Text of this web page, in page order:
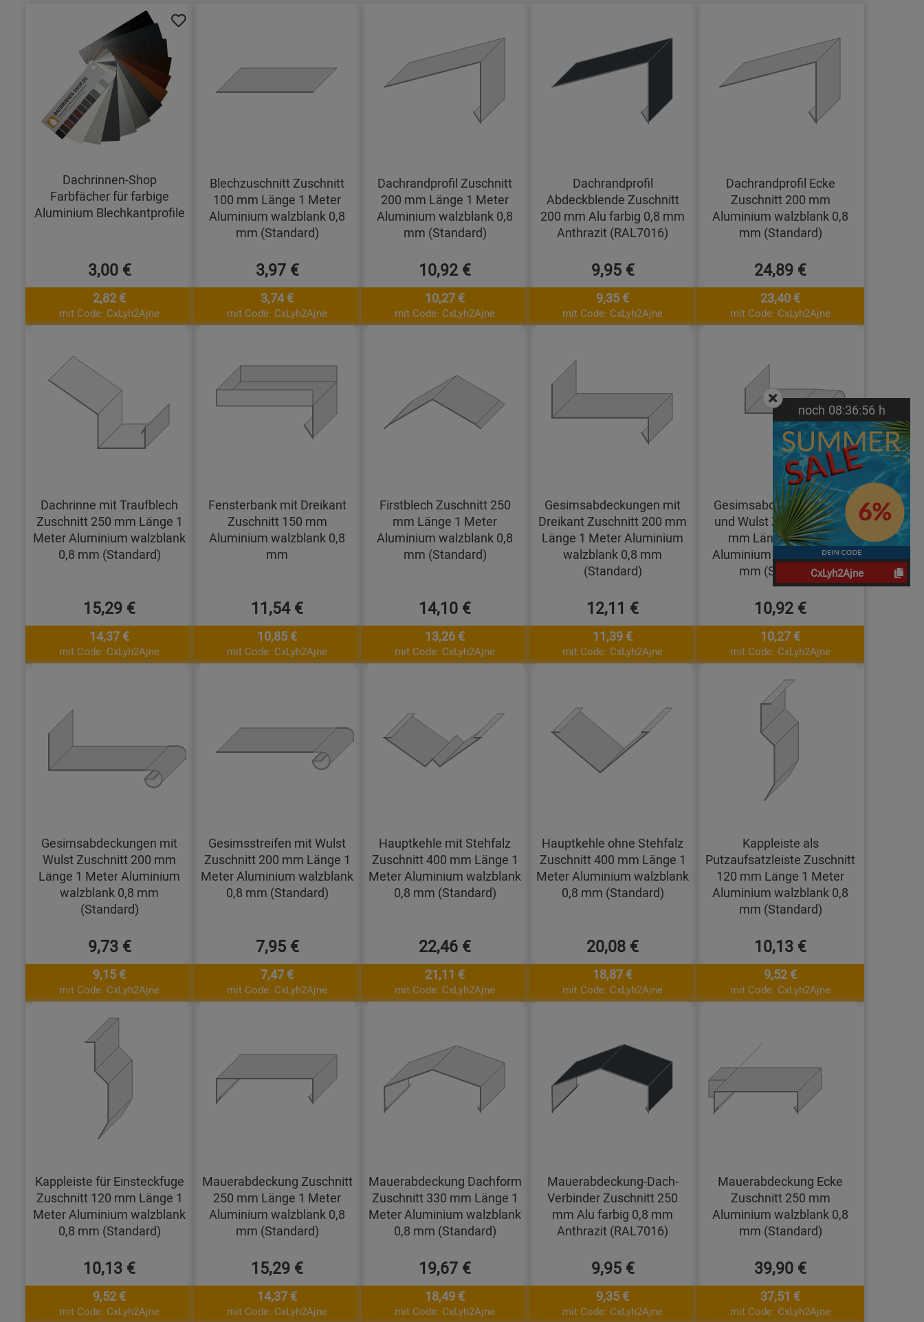
Dachrinnen-Shop
Farbfächer für farbige
Aluminium Blechkantprofile
3,00 €
2,82 €
mit Code: CxLyh2Ajne
Blechzuschnitt Zuschnitt
100 mm Länge 1 Meter
Aluminium walzblank 0,8
mm (Standard)
3,97 €
3,74 €
mit Code: CxLyh2Ajne
Dachrandprofil Zuschnitt
200 mm Länge 1 Meter
Aluminium walzblank 0,8
mm (Standard)
10,92 €
10,27 €
mit Code: CxLyh2Ajne
Dachrandprofil
Abdeckblende Zuschnitt
200 mm Alu farbig 0,8 mm
Anthrazit (RAL7016)
9,95 €
9,35 €
mit Code: CxLyh2Ajne
Dachrandprofil Ecke
Zuschnitt 200 mm
Aluminium walzblank 0,8
mm (Standard)
24,89 €
23,40 €
mit Code: CxLyh2Ajne
Dachrinne mit Traufblech
Zuschnitt 250 mm Länge 1
Meter Aluminium walzblank
0,8 mm (Standard)
15,29 €
14,37 €
mit Code: CxLyh2Ajne
Fensterbank mit Dreikant
Zuschnitt 150 mm
Aluminium walzblank 0,8
mm
11,54 €
10,85 €
mit Code: CxLyh2Ajne
Firstblech Zuschnitt 250
mm Länge 1 Meter
Aluminium walzblank 0,8
mm (Standard)
14,10 €
13,26 €
mit Code: CxLyh2Ajne
Gesimsabdeckungen mit
Dreikant Zuschnitt 200 mm
Länge 1 Meter Aluminium
walzblank 0,8 mm
(Standard)
12,11 €
11,39 €
mit Code: CxLyh2Ajne
Gesimsabdeckung Knick
und Wulst Zuschnitt 200
mm Länge 1 Meter
Aluminium walzblank 0,8
mm (Standard)
10,92 €
10,27 €
mit Code: CxLyh2Ajne
Gesimsabdeckungen mit
Wulst Zuschnitt 200 mm
Länge 1 Meter Aluminium
walzblank 0,8 mm
(Standard)
9,73 €
9,15 €
mit Code: CxLyh2Ajne
Gesimsstreifen mit Wulst
Zuschnitt 200 mm Länge 1
Meter Aluminium walzblank
0,8 mm (Standard)
7,95 €
7,47 €
mit Code: CxLyh2Ajne
Hauptkehle mit Stehfalz
Zuschnitt 400 mm Länge 1
Meter Aluminium walzblank
0,8 mm (Standard)
22,46 €
21,11 €
mit Code: CxLyh2Ajne
Hauptkehle ohne Stehfalz
Zuschnitt 400 mm Länge 1
Meter Aluminium walzblank
0,8 mm (Standard)
20,08 €
18,87 €
mit Code: CxLyh2Ajne
Kappleiste als
Putzaufsatzleiste Zuschnitt
120 mm Länge 1 Meter
Aluminium walzblank 0,8
mm (Standard)
10,13 €
9,52 €
mit Code: CxLyh2Ajne
Kappleiste für Einsteckfuge
Zuschnitt 120 mm Länge 1
Meter Aluminium walzblank
0,8 mm (Standard)
10,13 €
9,52 €
mit Code: CxLyh2Ajne
Mauerabdeckung Zuschnitt
250 mm Länge 1 Meter
Aluminium walzblank 0,8
mm (Standard)
15,29 €
14,37 €
mit Code: CxLyh2Ajne
Mauerabdeckung Dachform
Zuschnitt 330 mm Länge 1
Meter Aluminium walzblank
0,8 mm (Standard)
19,67 €
18,49 €
mit Code: CxLyh2Ajne
Mauerabdeckung-Dach-
Verbinder Zuschnitt 250
mm Alu farbig 0,8 mm
Anthrazit (RAL7016)
9,95 €
9,35 €
mit Code: CxLyh2Ajne
Mauerabdeckung Ecke
Zuschnitt 250 mm
Aluminium walzblank 0,8
mm (Standard)
39,90 €
37,51 €
mit Code: CxLyh2Ajne
noch 08:36:55 h
CxLyh2Ajne